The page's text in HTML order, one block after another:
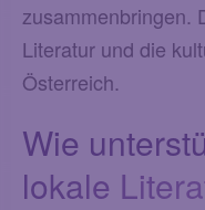
zusammenbringen.
Literatur und die
Österreich.
Wie
lokale